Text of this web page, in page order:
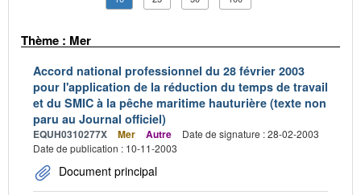
Thème : Mer
Accord national professionnel du 28 février 2003
pour l'application de la réduction du temps de travail
et du SMIC à la pêche maritime hauturière (texte non
paru au Journal officiel)
EQUH0310277X Mer Autre
Date de signature : 28-02-2003
Date de publication : 10-11-2003
Document principal